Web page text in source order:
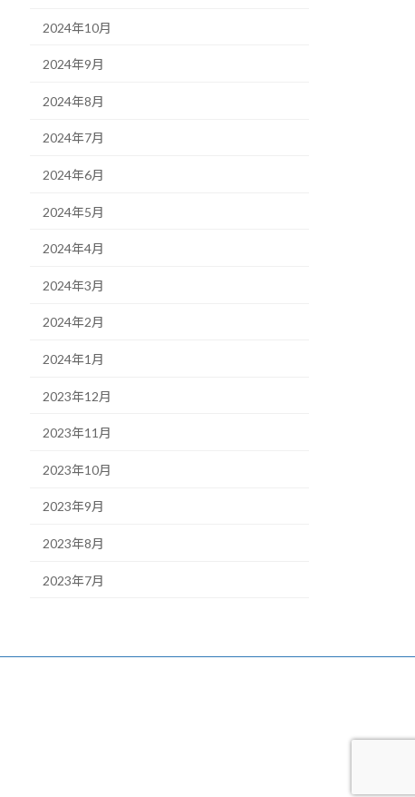
2024年10月
2024年9月
2024年8月
2024年7月
2024年6月
2024年5月
2024年4月
2024年3月
2024年2月
2024年1月
2023年12月
2023年11月
2023年10月
2023年9月
2023年8月
2023年7月